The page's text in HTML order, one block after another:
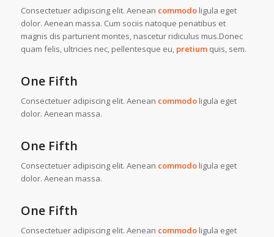
Consectetuer adipiscing elit. Aenean commodoligula eget
dolor. Aenean massa. Cum sociis natoque penatibus et
magnis dis parturient montes, nascetur ridiculus mus.Donec
quam felis, ultricies nec, pellentesque eu, pretiumquis, sem.
One Fifth
Consectetuer adipiscing elit. Aenean commodoligula eget
dolor. Aenean massa.
One Fifth
Consectetuer adipiscing elit. Aenean commodoligula eget
dolor. Aenean massa.
One Fifth
Consectetuer adipiscing elit. Aenean commodoligula eget